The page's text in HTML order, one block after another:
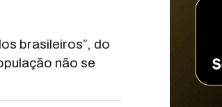
brasileiros”, do
não se